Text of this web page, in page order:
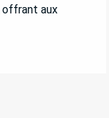
offrant aux